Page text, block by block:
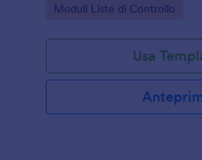
monitorare crescita e
Go to Category:
Moduli Liste di Controllo
Usa